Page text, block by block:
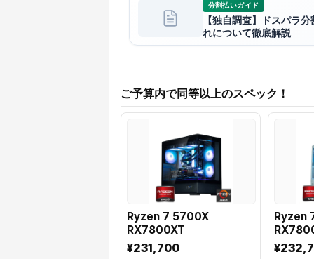
分割払いガイド
【独自調査】ドスパラ
れについて徹底解説
ご予算内で同等以上のスペック！
Ryzen 7 5700X
RX7800XT
¥231,700
Ryzen